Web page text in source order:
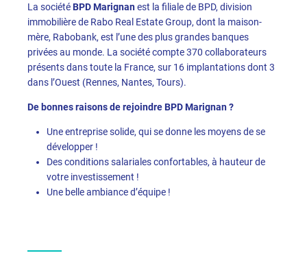
La sociétéBPD Marignanest la filiale de BPD, division
immobilière de Rabo Real Estate Group, dont la maison-
mère, Rabobank, est l’une des plus grandes banques
privées au monde. La société compte 370 collaborateurs
présents dans toute la France, sur 16 implantations dont 3
dans l’Ouest (Rennes, Nantes, Tours).
De bonnes raisons de rejoindre BPD Marignan ?
Une entreprise solide, qui se donne les moyens de se
développer !
Des conditions salariales confortables, à hauteur de
votre investissement !
Une belle ambiance d’équipe !